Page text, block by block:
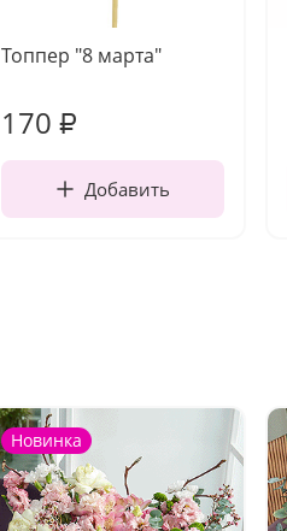
Топпер "8 марта"
170 ₽
Добавить
Новинка